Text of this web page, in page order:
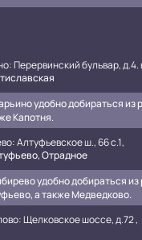
Перервинский бульвар, д.4.
удобно добираться из
Капотня.
Алтуфьевское ш., 66 с.1,
Отрадное
удобно добираться
а также Медведково.
Щелковское шоссе, д.72 ,